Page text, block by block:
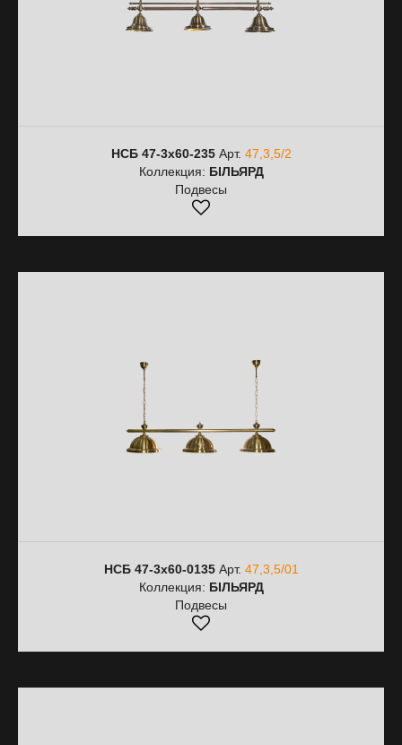
НСБ 47-3х60-235Арт. 47,3,5/2
Коллекция: БІЛЬЯРД
Подвесы
НСБ 47-3х60-0135Арт. 47,3,5/01
Коллекция: БІЛЬЯРД
Подвесы